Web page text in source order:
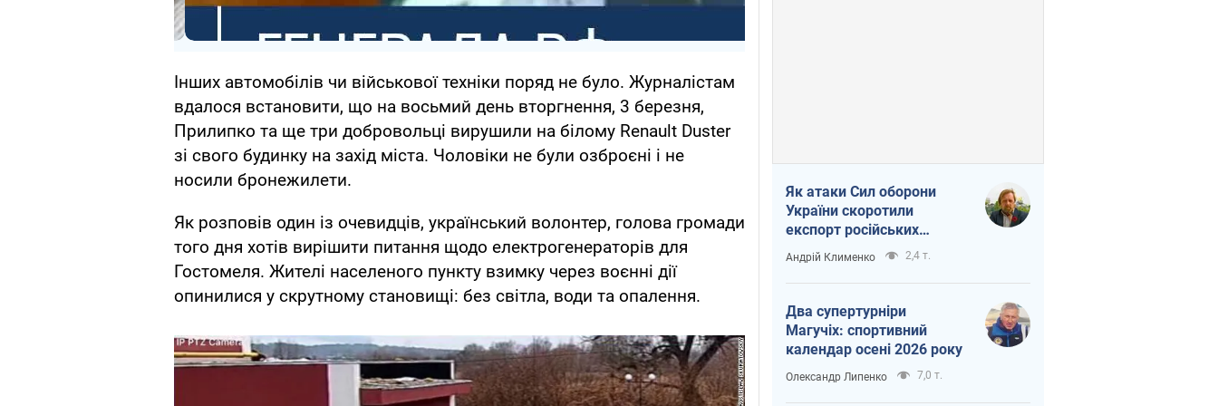
Інших автомобілів чи військової техніки поряд не було. Журналістам
вдалося встановити, що на восьмий день вторгнення, 3 березня,
Прилипко та ще три добровольці вирушили на білому Renault Duster
зі свого будинку на захід міста. Чоловіки не були озброєні і не
носили бронежилети.
Як розповів один із очевидців, український волонтер, голова громади
того дня хотів вирішити питання щодо електрогенераторів для
Гостомеля. Жителі населеного пункту взимку через воєнні дії
опинилися у скрутному становищі: без світла, води та опалення.
Як атаки Сил оборони
України скоротили
експорт російських
нафтопродуктів
Андрій Клименко 2,4 т.
Два супертурніри
Магучіх: спортивний
календар осені 2026 року
Олександр Липенко 7,0 т.